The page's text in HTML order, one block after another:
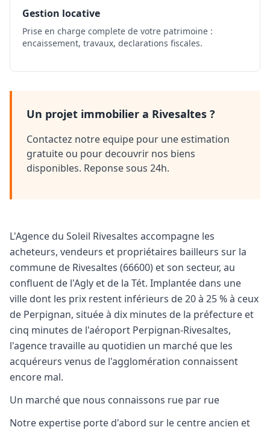
Gestion locative
Prise en charge complete de votre patrimoine :
encaissement, travaux, declarations fiscales.
Un projet immobilier a Rivesaltes ?
Contactez notre equipe pour une estimation
gratuite ou pour decouvrir nos biens
disponibles. Reponse sous 24h.
L'Agence du Soleil Rivesaltes accompagne les
acheteurs, vendeurs et propriétaires bailleurs sur la
commune de Rivesaltes (66600) et son secteur, au
confluent de l'Agly et de la Tét. Implantée dans une
ville dont les prix restent inférieurs de 20 à 25 % à ceux
de Perpignan, située à dix minutes de la préfecture et
cinq minutes de l'aéroport Perpignan-Rivesaltes,
l'agence travaille au quotidien un marché que les
acquéreurs venus de l'agglomération connaissent
encore mal.
Un marché que nous connaissons rue par rue
Notre expertise porte d'abord sur le centre ancien et